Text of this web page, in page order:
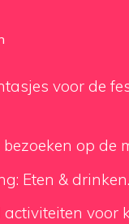
voor de
op de
Eten & drinken.
voor